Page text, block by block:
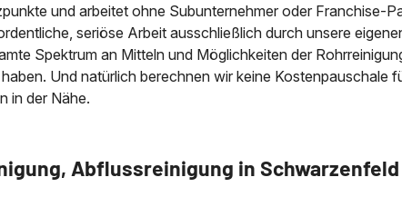
und arbeitet ohne Subunternehmer oder Franchise-
seriöse Arbeit ausschließlich durch unsere
Spektrum an Mitteln und Möglichkeiten der
Und natürlich berechnen wir keine Kostenpauschale
in der Nähe.
Abflussreinigung in Schwarzenfeld